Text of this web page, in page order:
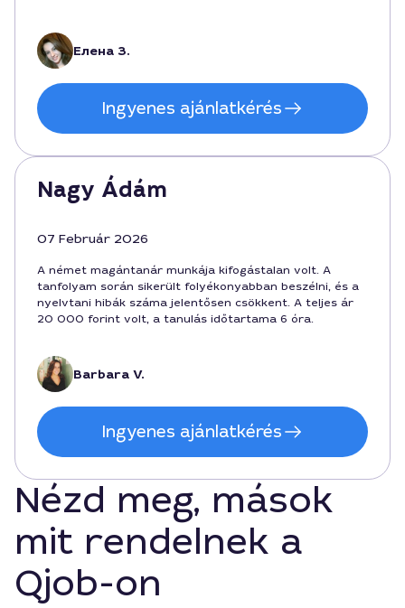
Елена З.
Ingyenes ajánlatkérés
Nagy Ádám
07 Február 2026
A német magántanár munkája kifogástalan volt. A
tanfolyam során sikerült folyékonyabban beszélni, és a
nyelvtani hibák száma jelentősen csökkent. A teljes ár
20 000 forint volt, a tanulás időtartama 6 óra.
Barbara V.
Ingyenes ajánlatkérés
Nézd meg, mások
mit rendelnek a
Qjob-on